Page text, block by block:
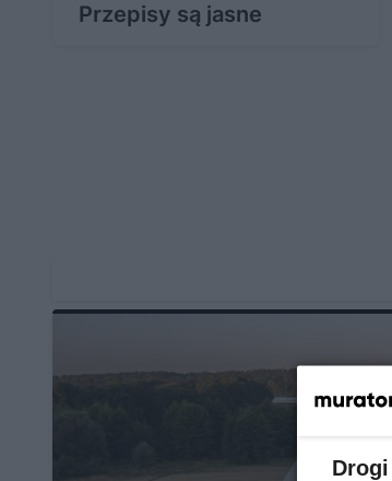
Przepisy są jasne